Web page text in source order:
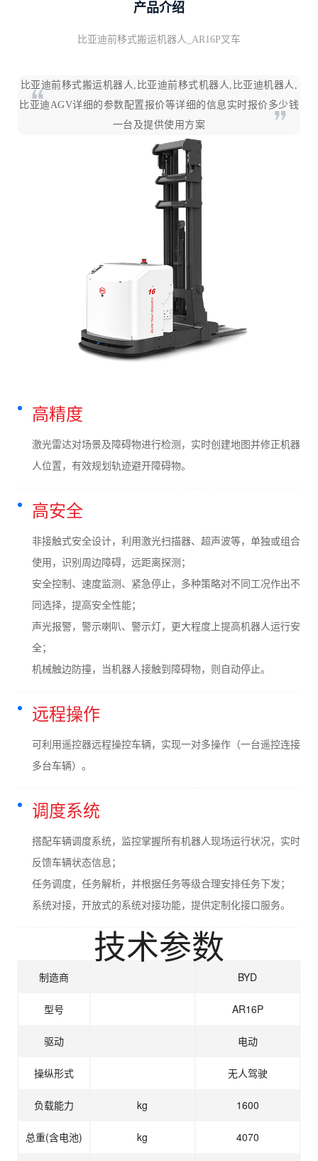
产品介绍
比亚迪前移式搬运机器人_AR16P叉车
比亚迪前移式搬运机器人,比亚迪前移式机器人,比亚迪机器人,
比亚迪AGV详细的参数配置报价等详细的信息实时报价多少钱
一台及提供使用方案
高精度
激光雷达对场景及障碍物进行检测，实时创建地图并修正机器
人位置，有效规划轨迹避开障碍物。
高安全
非接触式安全设计，利用激光扫描器、超声波等，单独或组合
使用，识别周边障碍，远距离探测；
安全控制、速度监测、紧急停止，多种策略对不同工况作出不
同选择，提高安全性能；
声光报警，警示喇叭、警示灯，更大程度上提高机器人运行安
全；
机械触边防撞，当机器人接触到障碍物，则自动停止。
远程操作
可利用遥控器远程操控车辆，实现一对多操作（一台遥控连接
多台车辆）。
调度系统
搭配车辆调度系统，监控掌握所有机器人现场运行状况，实时
反馈车辆状态信息；
任务调度，任务解析，并根据任务等级合理安排任务下发；
系统对接，开放式的系统对接功能，提供定制化接口服务。
技术参数
制造商 BYD
型号 AR16P
驱动 电动
操纵形式 无人驾驶
负载能力 kg 1600
总重(含电池) kg 4070